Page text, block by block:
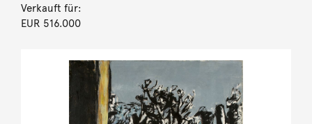
Verkauft für:
EUR 516.000